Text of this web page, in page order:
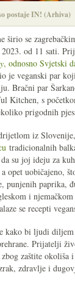
postaje IN! (Arhiva)
širio se
2023. od 11 sati.
, odnosno Svjetski
je veganski par
Bračni par
Kitchen, s
prigodnih
iz
tradicionalnih
su joj ideju za
opet uobičajeno,
punjenih
i
se recepti
kako bi ljudi
Prijatelji
zaštite
zdravlje i